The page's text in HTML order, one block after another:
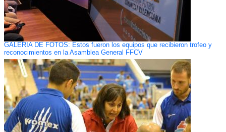
GALERÍA DE FOTOS: Estos fueron los equipos que recibieron trofeo y
reconocimientos en la Asamblea General FFCV